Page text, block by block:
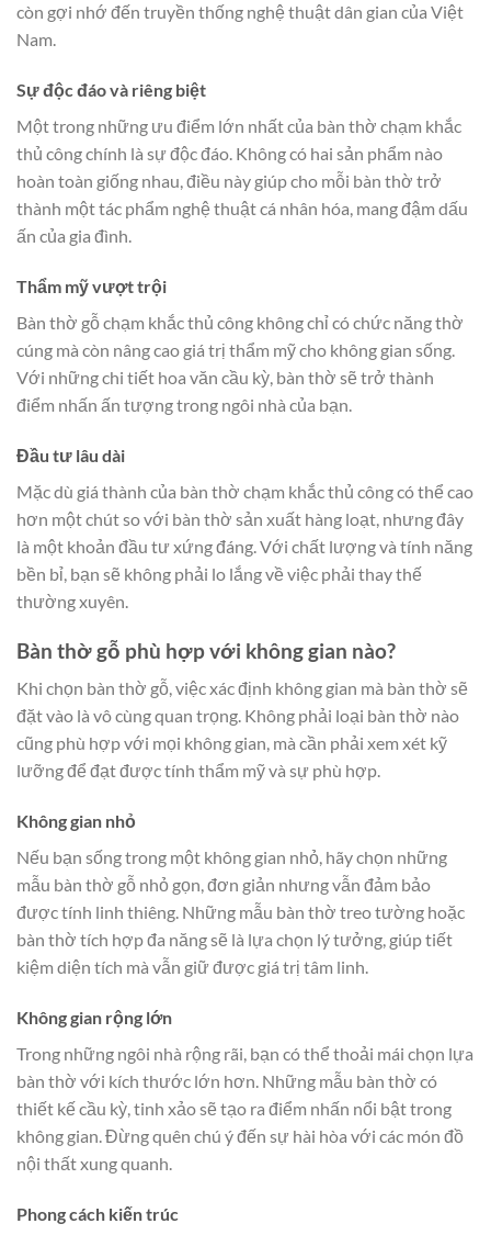
còn gợi nhớ đến truyền thống nghệ thuật dân gian của Việt
Nam.
Sự độc đáo và riêng biệt
Một trong những ưu điểm lớn nhất của bàn thờ chạm khắc
thủ công chính là sự độc đáo. Không có hai sản phẩm nào
hoàn toàn giống nhau, điều này giúp cho mỗi bàn thờ trở
thành một tác phẩm nghệ thuật cá nhân hóa, mang đậm dấu
ấn của gia đình.
Thẩm mỹ vượt trội
Bàn thờ gỗ chạm khắc thủ công không chỉ có chức năng thờ
cúng mà còn nâng cao giá trị thẩm mỹ cho không gian sống.
Với những chi tiết hoa văn cầu kỳ, bàn thờ sẽ trở thành
điểm nhấn ấn tượng trong ngôi nhà của bạn.
Đầu tư lâu dài
Mặc dù giá thành của bàn thờ chạm khắc thủ công có thể cao
hơn một chút so với bàn thờ sản xuất hàng loạt, nhưng đây
là một khoản đầu tư xứng đáng. Với chất lượng và tính năng
bền bỉ, bạn sẽ không phải lo lắng về việc phải thay thế
thường xuyên.
Bàn thờ gỗ phù hợp với không gian nào?
Khi chọn bàn thờ gỗ, việc xác định không gian mà bàn thờ sẽ
đặt vào là vô cùng quan trọng. Không phải loại bàn thờ nào
cũng phù hợp với mọi không gian, mà cần phải xem xét kỹ
lưỡng để đạt được tính thẩm mỹ và sự phù hợp.
Không gian nhỏ
Nếu bạn sống trong một không gian nhỏ, hãy chọn những
mẫu bàn thờ gỗ nhỏ gọn, đơn giản nhưng vẫn đảm bảo
được tính linh thiêng. Những mẫu bàn thờ treo tường hoặc
bàn thờ tích hợp đa năng sẽ là lựa chọn lý tưởng, giúp tiết
kiệm diện tích mà vẫn giữ được giá trị tâm linh.
Không gian rộng lớn
Trong những ngôi nhà rộng rãi, bạn có thể thoải mái chọn lựa
bàn thờ với kích thước lớn hơn. Những mẫu bàn thờ có
thiết kế cầu kỳ, tinh xảo sẽ tạo ra điểm nhấn nổi bật trong
không gian. Đừng quên chú ý đến sự hài hòa với các món đồ
nội thất xung quanh.
Phong cách kiến trúc